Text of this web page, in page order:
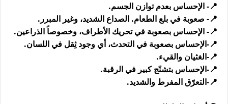
📍- الإحساس بعدم توازن الجسم.
📍- صعوبة في بلع الطعام. الصداع الشديد، وغير المبرر.
📍- الإحساس بصعوبة في تحريك الأطراف، وخصوصاً الذراعين.
📍-الإحساس بصعوبة في التحدث، أي وجود ثِقل في اللسان.
📍-الغثيان والقيء.
📍-الإحساس بتشنّج كبير في الرقبة.
📍-التعرّق المفرط والشديد.